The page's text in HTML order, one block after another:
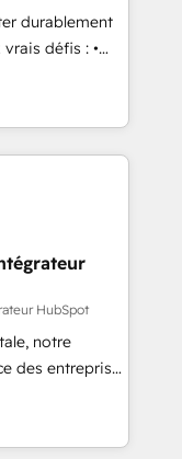
and
durablement
défis : •
outils (ERP,
pour des
équipes à
vos objectifs
comprenons
de
HubSpot
notre
des entreprises
clients,
des revenus